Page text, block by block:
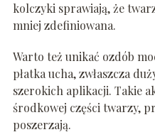
kolczyki sprawiają, że
mniej zdefiniowana.
Warto też unikać ozdób
płatka ucha, zwłaszcza
szerokich aplikacji. Takie
środkowej części twarzy,
poszerzają.